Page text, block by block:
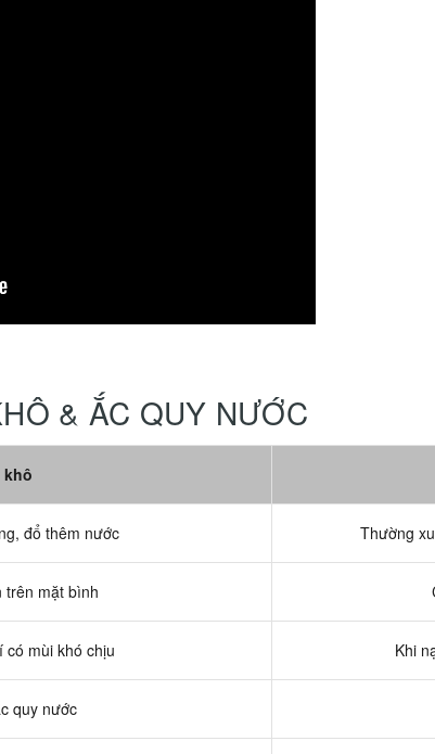
& ẮC QUY NƯỚC
khô
đổ thêm nước Thường
trên mặt bình
có mùi khó chịu Khi
quy nước